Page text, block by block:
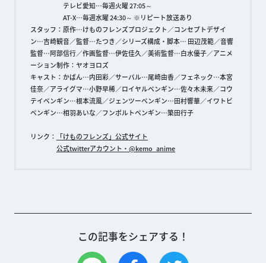
テレビ愛知…毎週火曜 27:05～
AT-X…毎週水曜 24:30～ ※リピート放送あり
スタッフ：原作…けものフレンズプロジェクト／コンセプトデザイ
ン…吉崎観音／監督…たつき／シリーズ構成・脚本… 田辺茂範／音響
監督…阿部信行／作画監督…伊佐佳久／美術監督…白水優子／アニメ
ーション制作：ヤオヨロズ
キャスト：かばん…内田彩／サーバル…尾崎由香／フェネック…本宮
佳奈／アライグマ…小野早稀／ロイヤルペンギン…佐々木未来／コウ
テイペンギン…根本流風／ジェンツーペンギン…田村響華／イワトビ
ペンギン…相羽あいな／フンボルトペンギン…築田行子
リンク：
「けものフレンズ」公式サイト
公式twitterアカウント・@kemo_anime
この記事をシェアする！